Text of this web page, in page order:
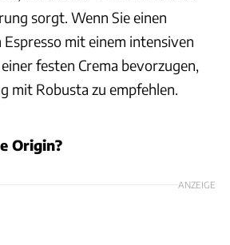
sorgt. Wenn Sie einen
mit einem intensiven
festen Crema bevorzugen,
mit Robusta zu empfehlen.
Origin?
ANZEIGE